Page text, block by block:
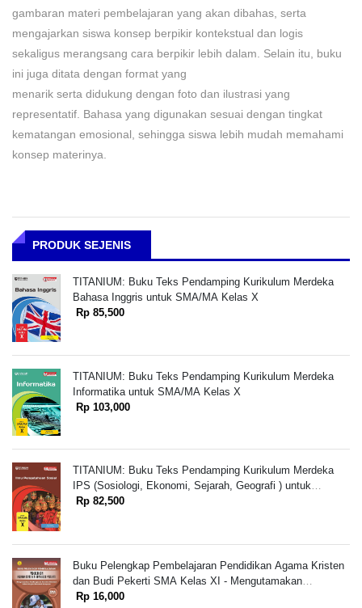
gambaran materi pembelajaran yang akan dibahas, serta
mengajarkan siswa konsep berpikir kontekstual dan logis
sekaligus merangsang cara berpikir lebih dalam. Selain itu, buku
ini juga ditata dengan format yang
menarik serta didukung dengan foto dan ilustrasi yang
representatif. Bahasa yang digunakan sesuai dengan tingkat
kematangan emosional, sehingga siswa lebih mudah memahami
konsep materinya.
PRODUK SEJENIS
TITANIUM: Buku Teks Pendamping Kurikulum Merdeka
Bahasa Inggris untuk SMA/MA Kelas X
Rp 85,500
TITANIUM: Buku Teks Pendamping Kurikulum Merdeka
Informatika untuk SMA/MA Kelas X
Rp 103,000
TITANIUM: Buku Teks Pendamping Kurikulum Merdeka
IPS (Sosiologi, Ekonomi, Sejarah, Geografi ) untuk
SMA/MA Kelas X
Rp 82,500
Buku Pelengkap Pembelajaran Pendidikan Agama Kristen
dan Budi Pekerti SMA Kelas XI - Mengutamakan
Pembangunan Karakter Kristiani dalam Bingkai Moderasi
Rp 16,000